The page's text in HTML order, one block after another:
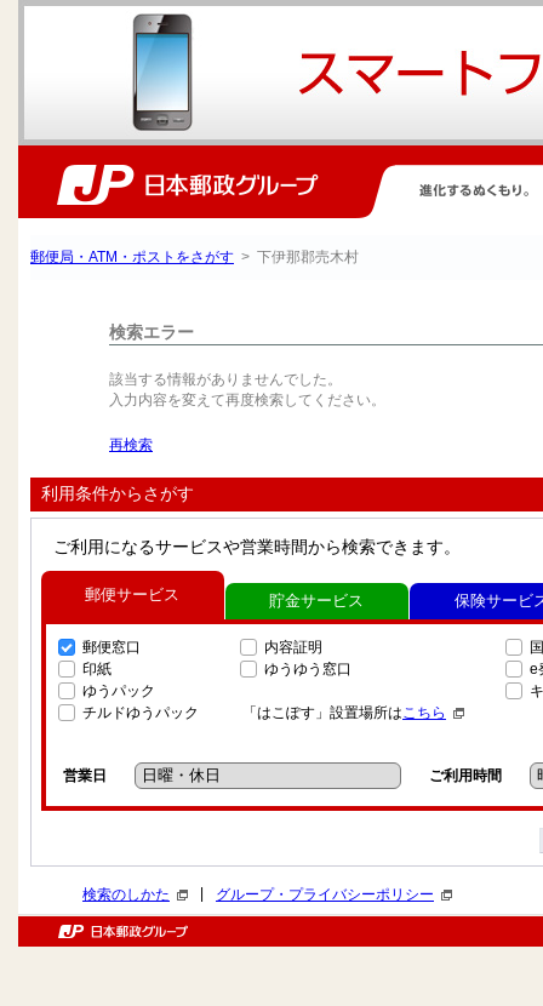
郵便局・ATM・ポストをさがす > 下伊那郡売木村
検索エラー
該当する情報がありませんでした。
入力内容を変えて再度検索してください。
再検索
利用条件からさがす
ご利用になるサービスや営業時間から検索できます。
郵便サービス
郵便窓口
印紙
ゆうパック
チルドゆうパック
内容証明
ゆうゆう窓口
「はこぽす」設置場所はこちら
e
営業日 ご利用時間
貯金サービス 保険サービ
検索のしかた グループ・プライバシーポリシー